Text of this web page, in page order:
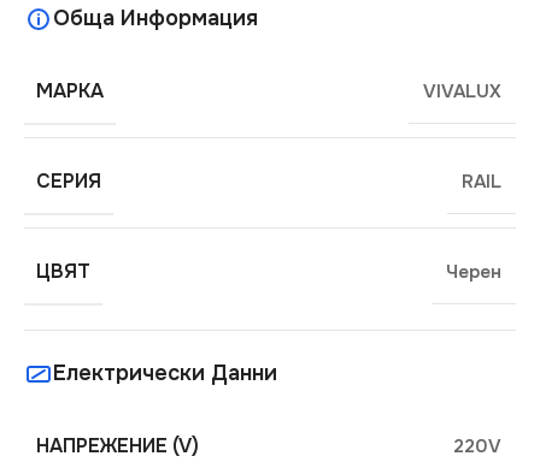
Обща Информация
МАРКА VIVALUX
СЕРИЯ RAIL
ЦВЯТ Черен
Електрически Данни
НАПРЕЖЕНИЕ (V) 220V